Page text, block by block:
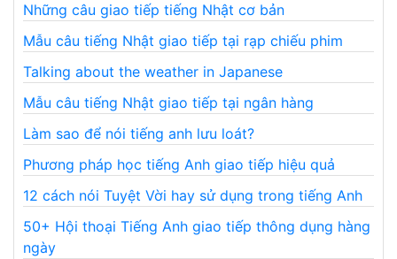
Những câu giao tiếp tiếng Nhật cơ bản
Mẫu câu tiếng Nhật giao tiếp tại rạp chiếu phim
Talking about the weather in Japanese
Mẫu câu tiếng Nhật giao tiếp tại ngân hàng
Làm sao để nói tiếng anh lưu loát?
Phương pháp học tiếng Anh giao tiếp hiệu quả
12 cách nói Tuyệt Vời hay sử dụng trong tiếng Anh
50+ Hội thoại Tiếng Anh giao tiếp thông dụng hàng
ngày